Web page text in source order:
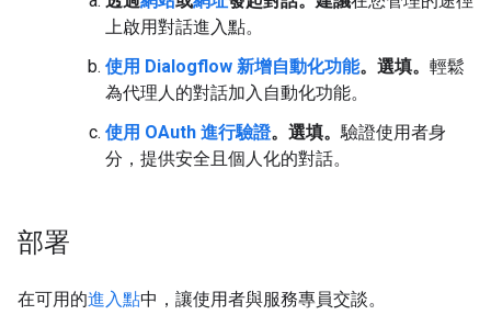
上啟用對話進入點。
使用 Dialogflow 新增自動化功能。選填。 輕鬆
為代理人的對話加入自動化功能。
使用 OAuth 進行驗證。選填。驗證使用者身
分，提供安全且個人化的對話。
部署
在可用的進入點中，讓使用者與服務專員交談。